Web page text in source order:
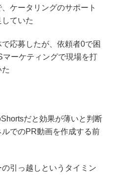
ケータリングのサポート
ていた
応募したが、依頼者0で困
マーケティングで現場を打
だと効果が薄いと判断
ルでのPR動画を作成する前
引っ越しというタイミン